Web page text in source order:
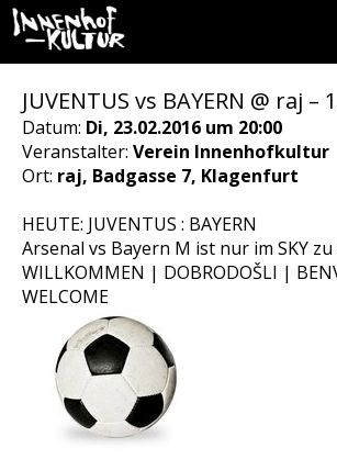
JUVENTUS vs BAYERN @ raj –
Datum: Di, 23.02.2016 um 20:00
Veranstalter: Verein Innenhofkultur
Ort: raj, Badgasse 7, Klagenfurt
HEUTE: JUVENTUS : BAYERN
Arsenal vs Bayern M ist nur im SKY
WILLKOMMEN | DOBRODOŠLI |
WELCOME